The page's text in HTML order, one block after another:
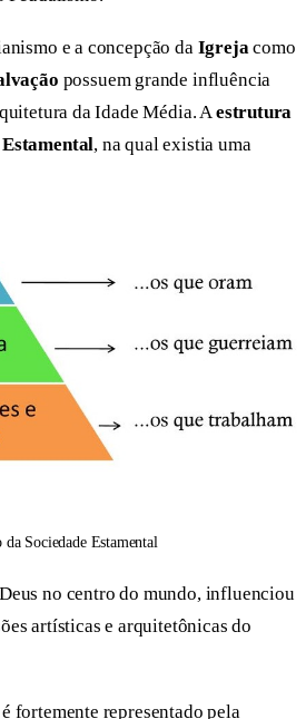
e a concepção da Igrejacomo
possuem grande influência
da Idade Média. Aestrutura
Estamental, na qual existia uma
da Sociedade Estamental
no centro do mundo, influenciou
artísticas e arquitetônicas do
fortemente representado pela